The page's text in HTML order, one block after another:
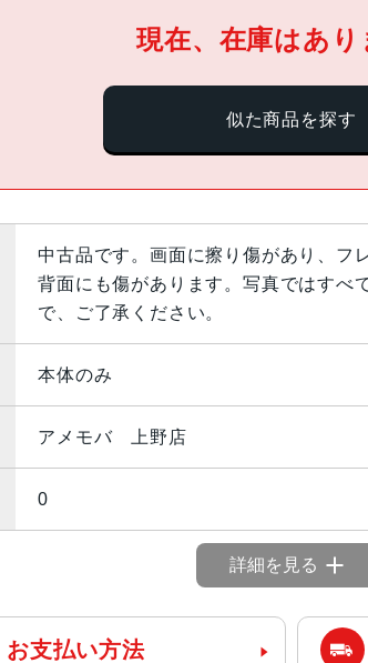
現在、在庫はあり
似た商品を探す
中古品です。画面に擦り傷があり、フ
背面にも傷があります。写真ではすべ
で、ご了承ください。
本体のみ
アメモバ 上野店
0
詳細を見る
お支払い方法